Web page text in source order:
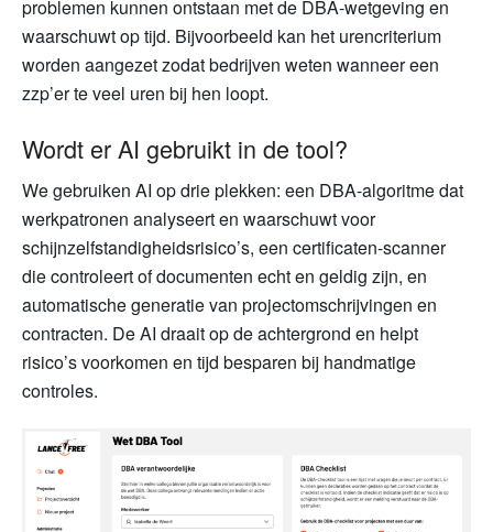
problemen kunnen ontstaan met de DBA-wetgeving en
waarschuwt op tijd. Bijvoorbeeld kan het urencriterium
worden aangezet zodat bedrijven weten wanneer een
zzp’er te veel uren bij hen loopt.
Wordt er AI gebruikt in de tool?
We gebruiken AI op drie plekken: een DBA-algoritme dat
werkpatronen analyseert en waarschuwt voor
schijnzelfstandigheidsrisico’s, een certificaten-scanner
die controleert of documenten echt en geldig zijn, en
automatische generatie van projectomschrijvingen en
contracten. De AI draait op de achtergrond en helpt
risico’s voorkomen en tijd besparen bij handmatige
controles.